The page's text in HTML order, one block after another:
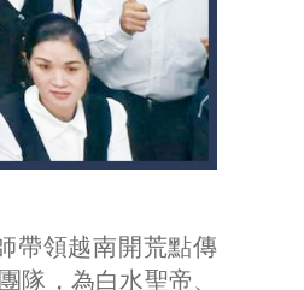
帶領越南開荒點傳
隊，為白水聖帝、